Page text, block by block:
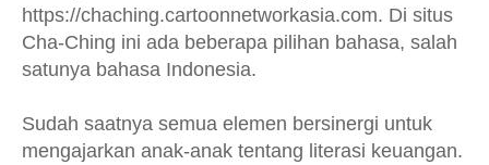
https://chaching.cartoonnetworkasia.com. Di situs
Cha-Ching ini ada beberapa pilihan bahasa, salah
satunya bahasa Indonesia.
Sudah saatnya semua elemen bersinergi untuk
mengajarkan anak-anak tentang literasi keuangan.